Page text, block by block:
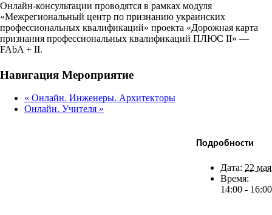
Онлайн-консультации проводятся в рамках модуля
«Межрегиональный центр по признанию украинских
профессиональных квалификаций» проекта «Дорожная карта
признания профессиональных квалификаций ПЛЮС II» —
FAbA + II.
Facebook
X
Bluesky
Reddit
LinkedIn
WhatsApp
Telegram
Tumblr
Xing
Email
Copy
Навигация Мероприятие
« Онлайн. Инженеры. Архитекторы
Онлайн. Учителя »
Подробности
Дата: 22 мая
Время:
14:00 - 16:00